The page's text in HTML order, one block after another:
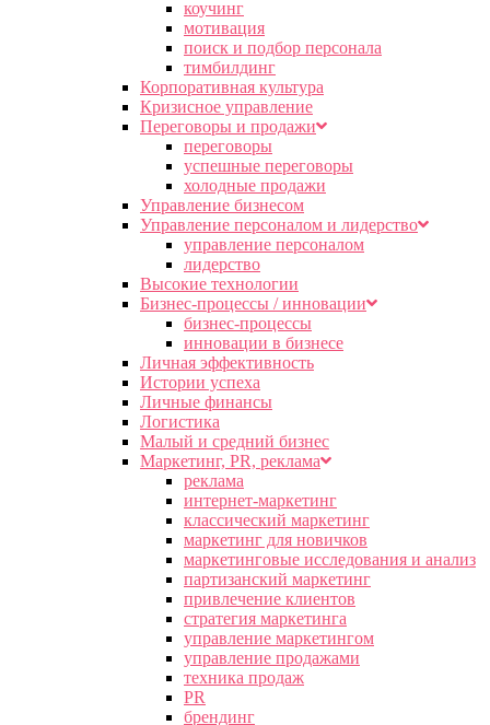
коучинг
мотивация
поиск и подбор персонала
тимбилдинг
Корпоративная культура
Кризисное управление
Переговоры и продажи
переговоры
успешные переговоры
холодные продажи
Управление бизнесом
Управление персоналом и лидерство
управление персоналом
лидерство
Высокие технологии
Бизнес-процессы / инновации
бизнес-процессы
инновации в бизнесе
Личная эффективность
Истории успеха
Личные финансы
Логистика
Малый и средний бизнес
Маркетинг, PR, реклама
реклама
интернет-маркетинг
классический маркетинг
маркетинг для новичков
маркетинговые исследования и анализ
партизанский маркетинг
привлечение клиентов
стратегия маркетинга
управление маркетингом
управление продажами
техника продаж
PR
брендинг